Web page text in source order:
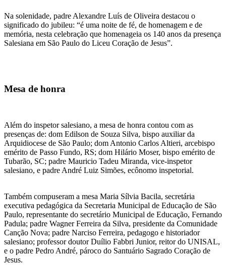
Na solenidade, padre Alexandre Luís de Oliveira destacou o
significado do jubileu: “é uma noite de fé, de homenagem e de
memória, nesta celebração que homenageia os 140 anos da presença
Salesiana em São Paulo do Liceu Coração de Jesus”.
Mesa de honra
Além do inspetor salesiano, a mesa de honra contou com as
presenças de: dom Edilson de Souza Silva, bispo auxiliar da
Arquidiocese de São Paulo; dom Antonio Carlos Altieri, arcebispo
emérito de Passo Fundo, RS; dom Hilário Moser, bispo emérito de
Tubarão, SC; padre Mauricio Tadeu Miranda, vice-inspetor
salesiano, e padre André Luiz Simões, ecônomo inspetorial.
Também compuseram a mesa Maria Sílvia Bacila, secretária
executiva pedagógica da Secretaria Municipal de Educação de São
Paulo, representante do secretário Municipal de Educação, Fernando
Padula; padre Wagner Ferreira da Silva, presidente da Comunidade
Canção Nova; padre Narciso Ferreira, pedagogo e historiador
salesiano; professor doutor Duílio Fabbri Junior, reitor do UNISAL,
e o padre Pedro André, pároco do Santuário Sagrado Coração de
Jesus.